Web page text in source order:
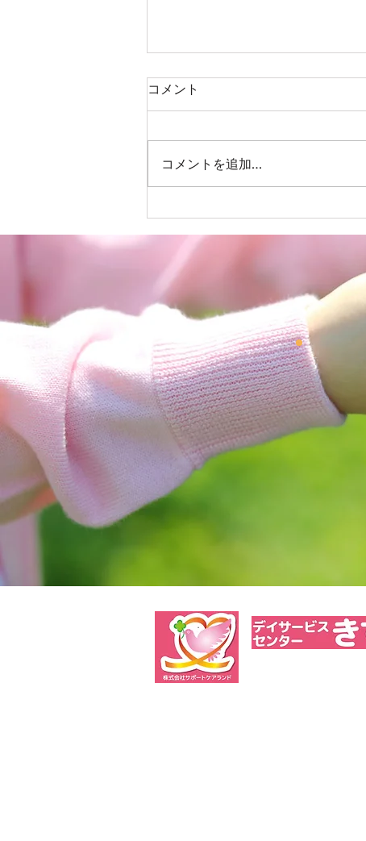
児童発達支援＆放課後等デイ
サービス
コメント
コメントを追加…